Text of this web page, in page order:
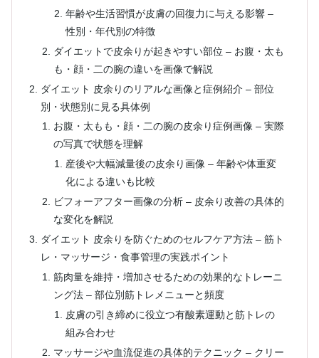
年齢や生活習慣が皮膚の回復力に与える影響 –
性別・年代別の特徴
ダイエットで皮余りが起きやすい部位 – お腹・太も
も・顔・二の腕の違いを画像で解説
ダイエット 皮余りのリアルな画像と症例紹介 – 部位
別・状態別に見る具体例
お腹・太もも・顔・二の腕の皮余り症例画像 – 実際
の写真で状態を理解
産後や大幅減量後の皮余り画像 – 年齢や体重変
化による違いも比較
ビフォーアフター画像の分析 – 皮余り改善の具体的
な変化を解説
ダイエット 皮余りを防ぐためのセルフケア方法 – 筋ト
レ・マッサージ・食事管理の実践ポイント
筋肉量を維持・増加させるための効果的なトレーニ
ング法 – 部位別筋トレメニューと頻度
皮膚の引き締めに役立つ有酸素運動と筋トレの
組み合わせ
マッサージや血流促進の具体的テクニック – クリー